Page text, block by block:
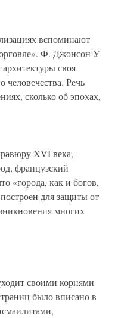
вспоминают
Ф. Джонсон У
своя
человечества. Речь
сколько об эпохах,
XVI века,
французский
«города, как и богов,
для защиты от
многих
своими корнями
было вписано в